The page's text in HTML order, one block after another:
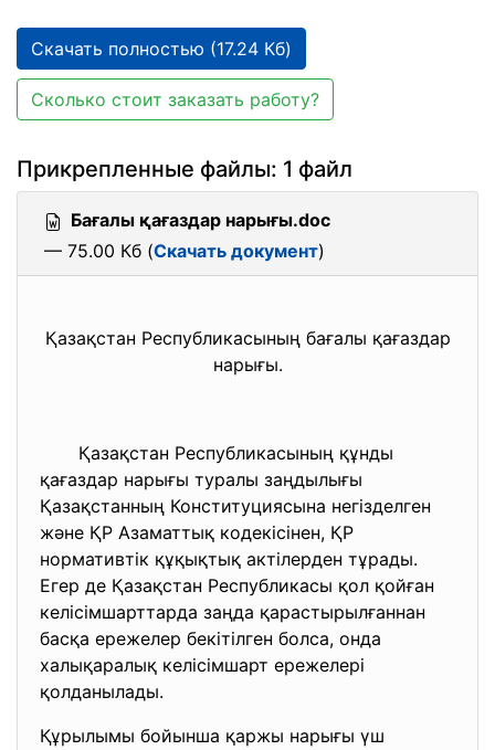
Скачать полностью (17.24 Кб)
Сколько стоит заказать работу?
Прикрепленные файлы: 1 файл
Бағалы қағаздар нарығы.doc
— 75.00 Кб (Скачать документ)
Қазақстан Республикасының бағалы қағаздар
нарығы.
Қазақстан Республикасының құнды
қағаздар нарығы туралы заңдылығы
Қазақстанның Конституциясына негізделген
және ҚР Азаматтық кодекісінен, ҚР
нормативтік құқықтық актілерден тұрады.
Егер де Қазақстан Республикасы қол қойған
келісімшарттарда заңда қарастырылғаннан
басқа ережелер бекітілген болса, онда
халықаралық келісімшарт ережелері
қолданылады.
Құрылымы бойынша қаржы нарығы үш